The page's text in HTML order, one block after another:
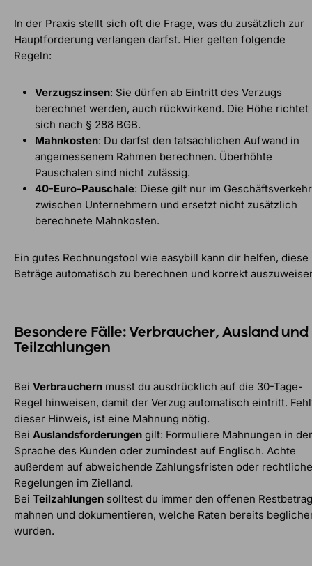
In der Praxis stellt sich oft die Frage, was du zusätzlich zur
Hauptforderung verlangen darfst. Hier gelten folgende
Regeln:
Verzugszinsen: Sie dürfen ab Eintritt des Verzugs
berechnet werden, auch rückwirkend. Die Höhe richtet
sich nach § 288 BGB.
Mahnkosten: Du darfst den tatsächlichen Aufwand in
angemessenem Rahmen berechnen. Überhöhte
Pauschalen sind nicht zulässig.
40-Euro-Pauschale: Diese gilt nur im Geschäftsverkehr
zwischen Unternehmern und ersetzt nicht zusätzlich
berechnete Mahnkosten.
Ein gutes Rechnungstool wie easybill kann dir helfen, diese
Beträge automatisch zu berechnen und korrekt
Besondere Fälle: Verbraucher, Ausland und
Teilzahlungen
Bei Verbrauchern musst du ausdrücklich auf die 30-Tage-
Regel hinweisen, damit der Verzug automatisch eintritt.
dieser Hinweis, ist eine Mahnung nötig.
Bei Auslandsforderungen gilt: Formuliere Mahnungen in der
Sprache des Kunden oder zumindest auf Englisch. Achte
außerdem auf abweichende Zahlungsfristen oder rechtliche
Regelungen im Zielland.
Bei Teilzahlungen solltest du immer den offenen Restbetrag
mahnen und dokumentieren, welche Raten bereits
wurden.